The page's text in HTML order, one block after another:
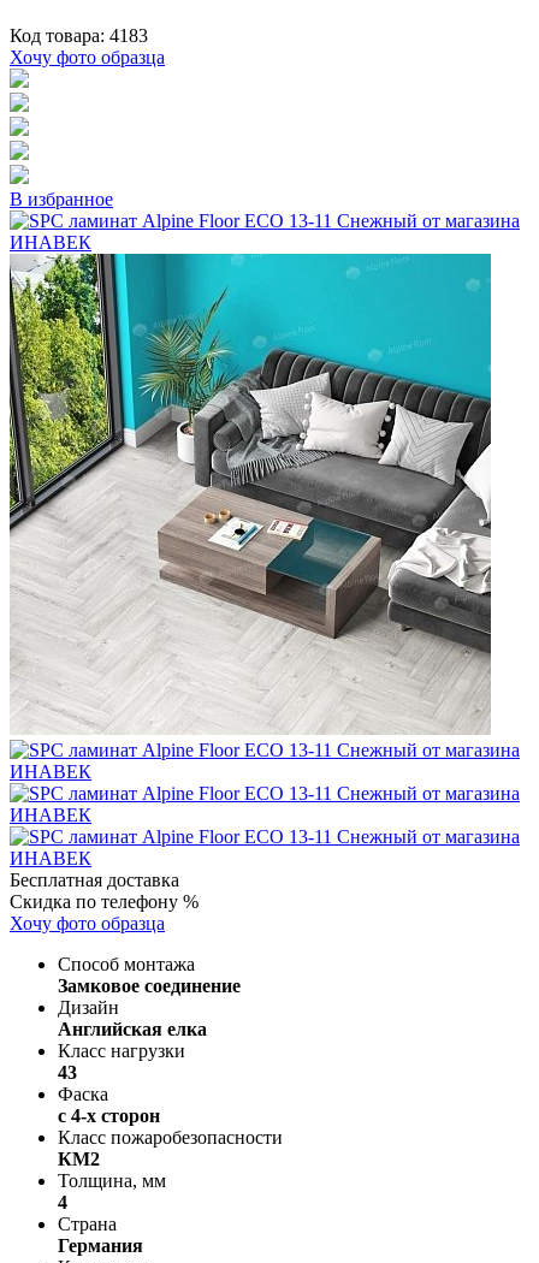
Код товара: 4183
Хочу фото образца
В избранное
Бесплатная доставка
Скидка по телефону %
Хочу фото образца
Способ монтажа
Замковое соединение
Дизайн
Английская елка
Класс нагрузки
43
Фаска
с 4-х сторон
Класс пожаробезопасности
КМ2
Толщина, мм
4
Страна
Германия